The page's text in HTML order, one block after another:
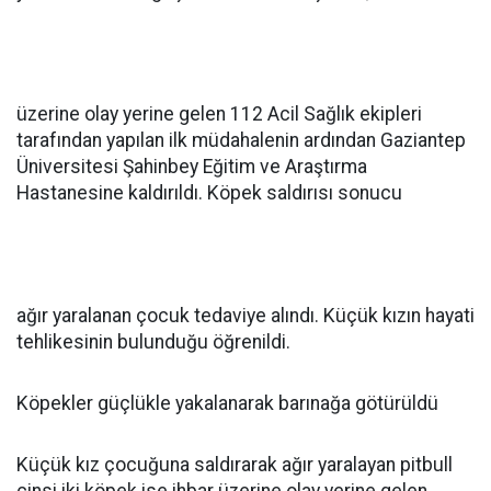
üzerine olay yerine gelen 112 Acil Sağlık ekipleri
tarafından yapılan ilk müdahalenin ardından Gaziantep
Üniversitesi Şahinbey Eğitim ve Araştırma
Hastanesine kaldırıldı. Köpek saldırısı sonucu
ağır yaralanan çocuk tedaviye alındı. Küçük kızın hayati
tehlikesinin bulunduğu öğrenildi.
Köpekler güçlükle yakalanarak barınağa götürüldü
Küçük kız çocuğuna saldırarak ağır yaralayan pitbull